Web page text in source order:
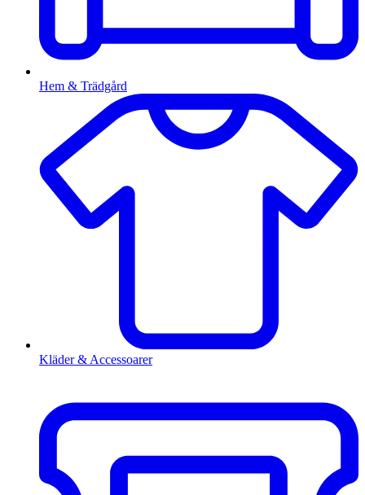
Hem & Trädgård
Kläder & Accessoarer